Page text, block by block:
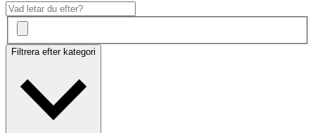
Filtrera efter kategori